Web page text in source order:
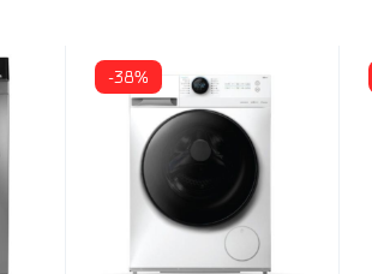
-38%